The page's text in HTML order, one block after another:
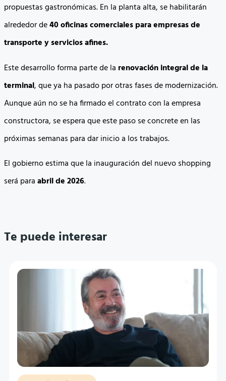
propuestas gastronómicas. En la planta alta, se habilitarán
alrededor de40 oficinas comerciales para empresas de
transporte y servicios afines.
Este desarrollo forma parte de la renovación integral de la
terminal, que ya ha pasado por otras fases de modernización.
Aunque aún no se ha firmado el contrato con la empresa
constructora, se espera que este paso se concrete en las
próximas semanas para dar inicio a los trabajos.
El gobierno estima que la inauguración del nuevo shopping
será paraabril de 2026.
Te puede interesar